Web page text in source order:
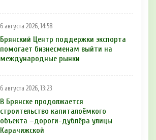
6 августа 2026, 14:58
Брянский Центр поддержки экспорта
помогает бизнесменам выйти на
международные рынки
6 августа 2026, 13:23
В Брянске продолжается
строительство капиталоёмкого
объекта –дороги-дублёра улицы
Карачижской